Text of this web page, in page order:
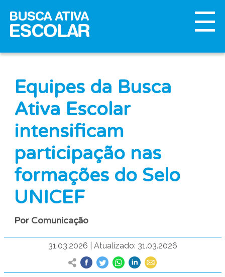
Equipes da Busca
Ativa Escolar
intensificam
participação nas
formações do Selo
UNICEF
Por Comunicação
31.03.2026 Atualizado: 31.03.2026